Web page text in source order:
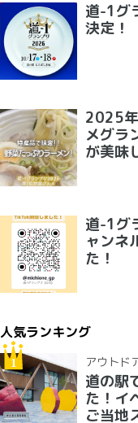
道-1グ
決定！
2025
メグラ
が美味
道-1グ
ャンネ
た！
人気ランキング
アウトド
道の駅
た！イ
ご当地